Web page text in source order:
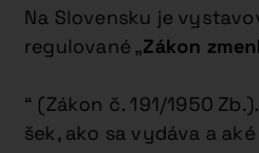
Na Slovensku je
regulované „Zákon
“ (Zákon č. 191/1950
šek, ako sa vydáva a